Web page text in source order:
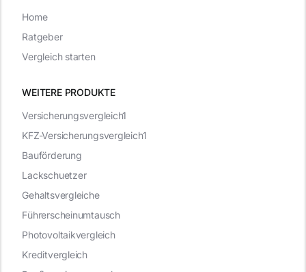
WEITERE PRODUKTE
Versicherungsvergleich1
KFZ-Versicherungsvergleich1
Bauförderung
Lackschuetzer
Gehaltsvergleiche
Führerscheinumtausch
Photovoltaikvergleich
Kreditvergleich
Home
Ratgeber
Vergleich starten